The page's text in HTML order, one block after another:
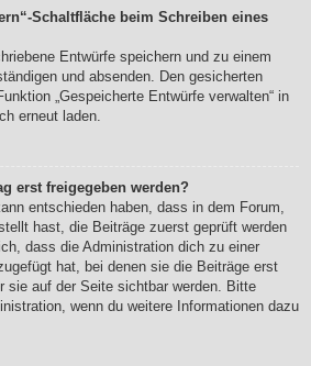
Schaltfläche beim Schreiben eines
Entwürfe speichern und zu einem
und absenden. Den gesicherten
„Gespeicherte Entwürfe verwalten“ in
erneut laden.
erst freigegeben werden?
entschieden haben, dass in dem Forum,
hast, die Beiträge zuerst geprüft werden
dass die Administration dich zu einer
hat, bei denen sie die Beiträge erst
sie auf der Seite sichtbar werden. Bitte
wenn du weitere Informationen dazu